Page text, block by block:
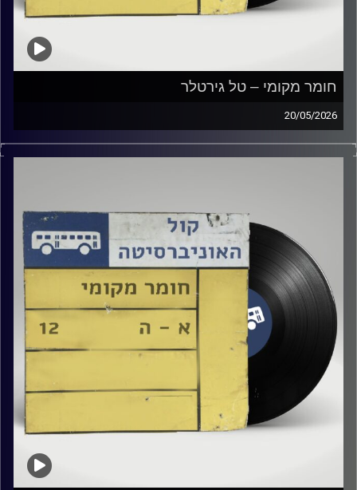
חומר מקומי – טל גירטלר
20/05/2026
שעה של מוזיקה ישראלית עם טל גירטלר